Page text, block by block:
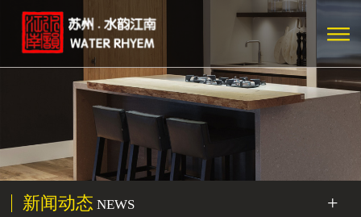
新闻动态 NEWS +